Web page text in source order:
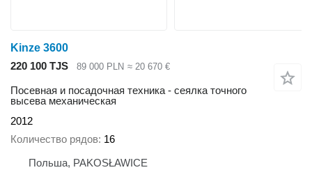
Kinze 3600
220 100 TJS
89 000 PLN ≈ 20 670 €
Посевная и посадочная техника - сеялка точного
высева механическая
2012
Количество рядов 16
Польша, PAKOSŁAWICE